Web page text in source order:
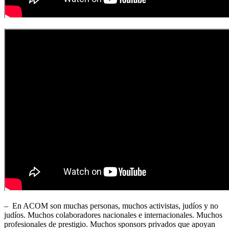
– En ACOM son muchas personas, muchos activistas, judíos y no
judíos. Muchos colaboradores nacionales e internacionales. Muchos
profesionales de prestigio. Muchos sponsors privados que apoyan